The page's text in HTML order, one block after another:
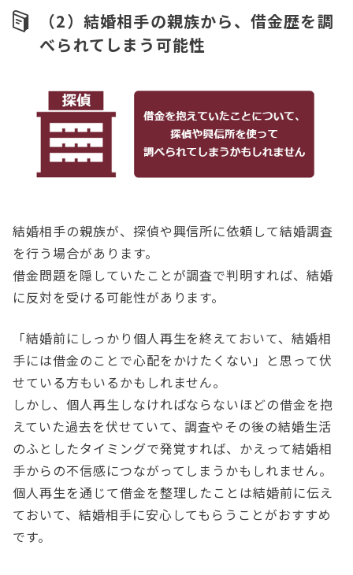
（2）結婚相手の親族から、借金歴を調
べられてしまう可能性
結婚相手の親族が、探偵や興信所に依頼して結婚調査
を行う場合があります。
借金問題を隠していたことが調査で判明すれば、結婚
に反対を受ける可能性があります。
「結婚前にしっかり個人再生を終えておいて、結婚相
手には借金のことで心配をかけたくない」と思って伏
せている方もいるかもしれません。
しかし、個人再生しなければならないほどの借金を抱
えていた過去を伏せていて、調査やその後の結婚生活
のふとしたタイミングで発覚すれば、かえって結婚相
手からの不信感につながってしまうかもしれません。
個人再生を通じて借金を整理したことは結婚前に伝え
ておいて、結婚相手に安心してもらうことがおすすめ
です。